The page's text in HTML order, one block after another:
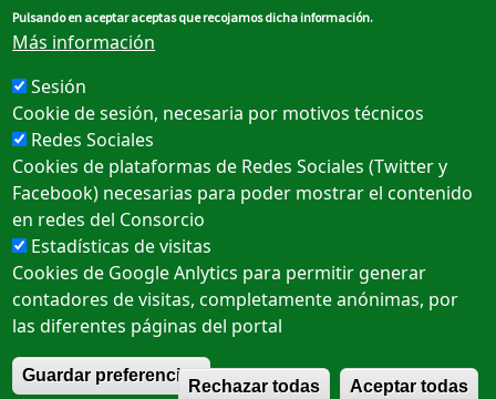
“bases certamen literario”
Sobre el portal
Aviso legal
Política de cookies
Política de privacidad
Pulsando en aceptar aceptas que recojamos dicha información.
Más información
Sesión
Cookie de sesión, necesaria por motivos técnicos
Redes Sociales
Cookies de plataformas de Redes Sociales (Twitter y
Facebook) necesarias para poder mostrar el contenido
en redes del Consorcio
Estadísticas de visitas
Cookies de Google Anlytics para permitir generar
contadores de visitas, completamente anónimas, por
las diferentes páginas del portal
Guardar preferencias
Rechazar todas Aceptar todas